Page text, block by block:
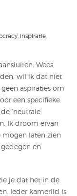
inspiratie
Wees
wil ik dat niet
aspiraties om
een specifieke
‘neutrale
Ik droom ervan
mogen laten zien
en
je dat het in de
Ieder kamerlid is